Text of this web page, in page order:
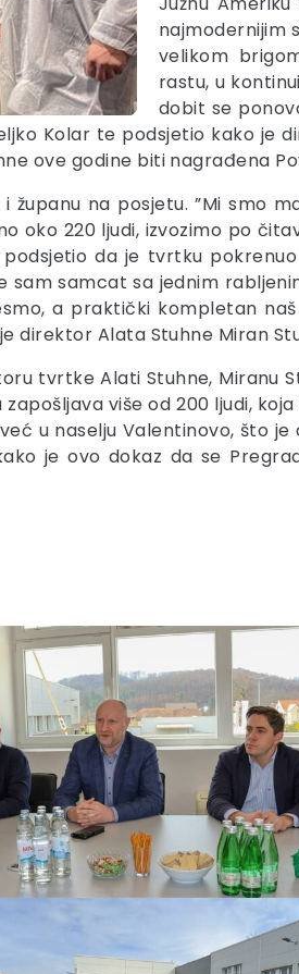
najmodernijim
velikom
rastu, u
dobit se
Kolar te podsjetio kako je
ove godine biti nagrađena
na posjetu. ”Mi smo
oko 220 ljudi, izvozimo po
da je tvrtku
sam samcat sa jednim
a praktički kompletan
direktor Alata Stuhne Miran
tvrtke Alati Stuhne, Miranu
više od 200 ljudi,
u naselju Valentinovo, što
je ovo dokaz da se